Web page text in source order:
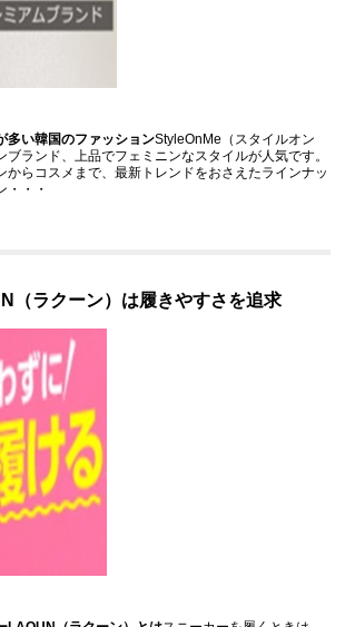
多い韓国のファッションStyleOnMe（スタイルオン
ブランド、上品でフェミニンなスタイルが人気です。
からコスメまで、最新トレンドをおさえたラインナッ
・・・
（ラクーン）は履きやすさを追求